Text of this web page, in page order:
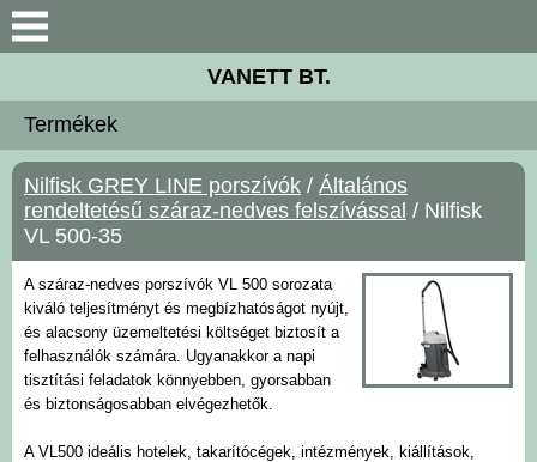
Keresés
Céginformáció
Termékek
Gépkölcsönzés
Szervíz
Letöltések
VANETT BT.
Termékek
Nilfisk GREY LINE porszívók / Általános
rendeltetésű száraz-nedves felszívással / Nilfisk
VL 500-35
A száraz-nedves porszívók VL 500 sorozata
kiváló teljesítményt és megbízhatóságot nyújt,
és alacsony üzemeltetési költséget biztosít a
felhasználók számára. Ugyanakkor a napi
tisztítási feladatok könnyebben, gyorsabban
és biztonságosabban elvégezhetők.
A VL500 ideális hotelek, takarítócégek, intézmények, kiállítások,